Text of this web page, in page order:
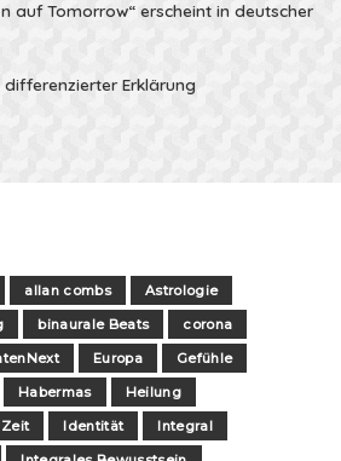
auf Tomorrow“ erscheint in deutscher
differenzierter Erklärung
allan combs
Astrologie
binaurale Beats
corona
Europa
Gefühle
Habermas
Heilung
Identität
Integral